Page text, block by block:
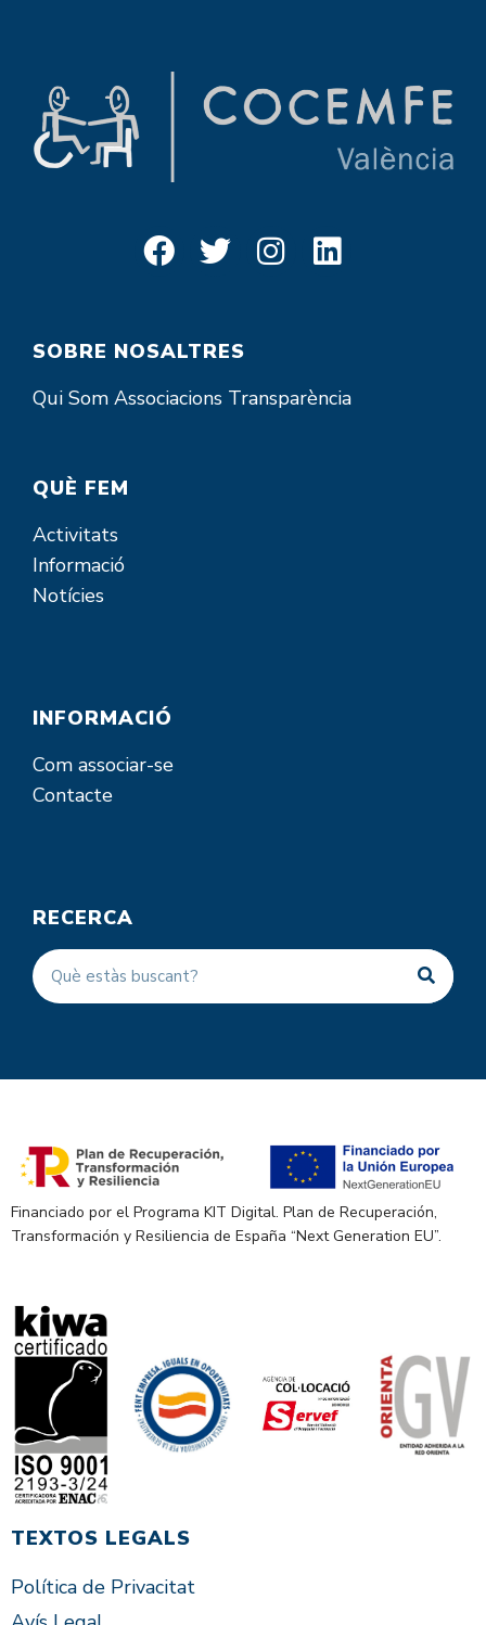
SOBRE NOSALTRES
Qui Som Associacions Transparència
QUÈ FEM
Activitats
Informació
Notícies
INFORMACIÓ
Com associar-se
Contacte
RECERCA
Financiado por el Programa KIT Digital. Plan de Recuperación,
Transformación y Resiliencia de España “Next Generation EU”.
TEXTOS LEGALS
Política de Privacitat